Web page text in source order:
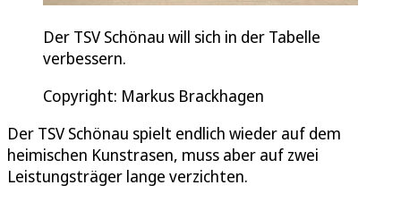
Der TSV Schönau will sich in der Tabelle
verbessern.
Copyright: Markus Brackhagen
Der TSV Schönau spielt endlich wieder auf dem
heimischen Kunstrasen, muss aber auf zwei
Leistungsträger lange verzichten.